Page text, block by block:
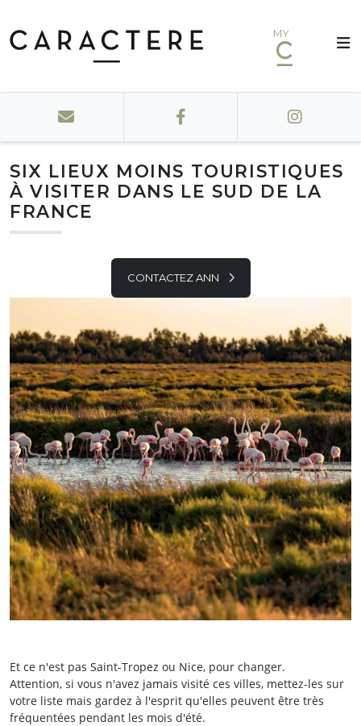
MY
SIX LIEUX MOINS TOURISTIQUES
À VISITER DANS LE SUD DE LA
FRANCE
CONTACTEZ ANN
Et ce n'est pas Saint-Tropez ou Nice, pour changer.
Attention, si vous n'avez jamais visité ces villes, mettez-les sur
votre liste mais gardez à l'esprit qu'elles peuvent être très
fréquentées pendant les mois d'été.